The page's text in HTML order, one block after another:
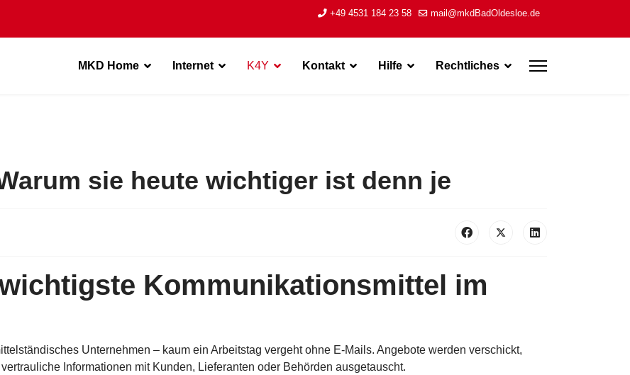
+49 4531 184 23 58 mail@mkdBadOldesloe.de
MKD Home Internet K4Y Kontakt Hilfe Rechtliches
sie heute wichtiger ist denn je
Kommunikationsmittel im
Unternehmen – kaum ein Arbeitstag vergeht ohne E-Mails. Angebote werden verschickt,
Informationen mit Kunden, Lieferanten oder Behörden ausgetauscht.